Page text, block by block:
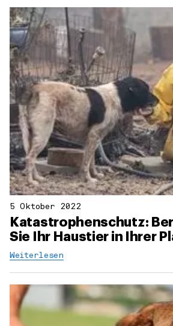
5 Oktober 2022
Katastrophenschutz:
Sie Ihr Haustier in Ihrer
Weiterlesen